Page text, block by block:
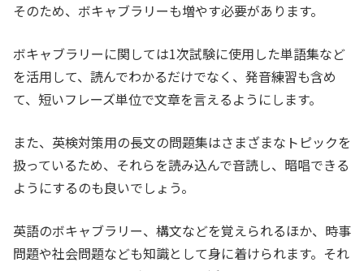
そのため、ボキャブラリーも増やす必要があります。
ボキャブラリーに関しては1次試験に使用した単語集など
を活用して、読んでわかるだけでなく、発音練習も含め
て、短いフレーズ単位で文章を言えるようにします。
また、英検対策用の長文の問題集はさまざまなトピックを
扱っているため、それらを読み込んで音読し、暗唱できる
ようにするのも良いでしょう。
英語のボキャブラリー、構文などを覚えられるほか、時事
問題や社会問題なども知識として身に着けられます。それ